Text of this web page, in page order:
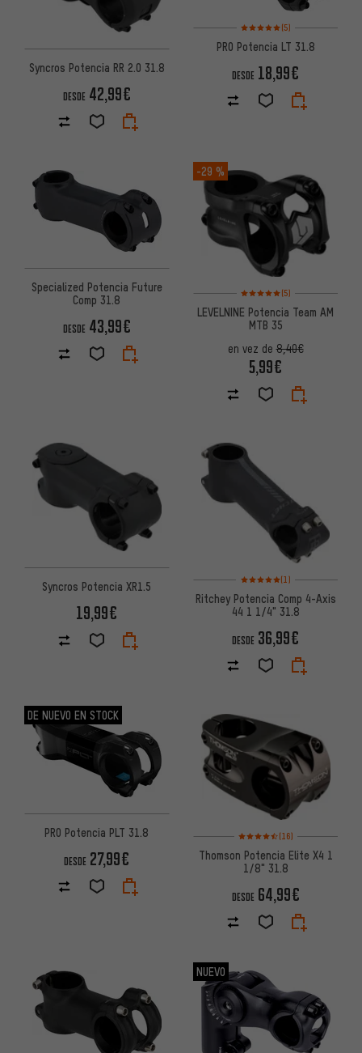
Syncros Potencia RR 2.0 31.8
DESDE 42,99€
Valoración media: 5 de 5
(5)
PRO Potencia LT 31.8
DESDE 18,99€
Specialized Potencia Future
Comp 31.8
DESDE 43,99€
-29 %
Valoración media: 5 de 5
(5)
LEVELNINE Potencia Team AM
MTB 35
en vez de8,40€
5,99€
Syncros Potencia XR1.5
19,99€
Valoración media: 5 de 5
(1)
Ritchey Potencia Comp 4-Axis
44 1 1/4" 31.8
DESDE 36,99€
DE NUEVO EN STOCK
PRO Potencia PLT 31.8
DESDE 27,99€
Valoración media: 4,5 de 5
(16)
Thomson Potencia Elite X4 1
1/8" 31.8
DESDE 64,99€
NUEVO